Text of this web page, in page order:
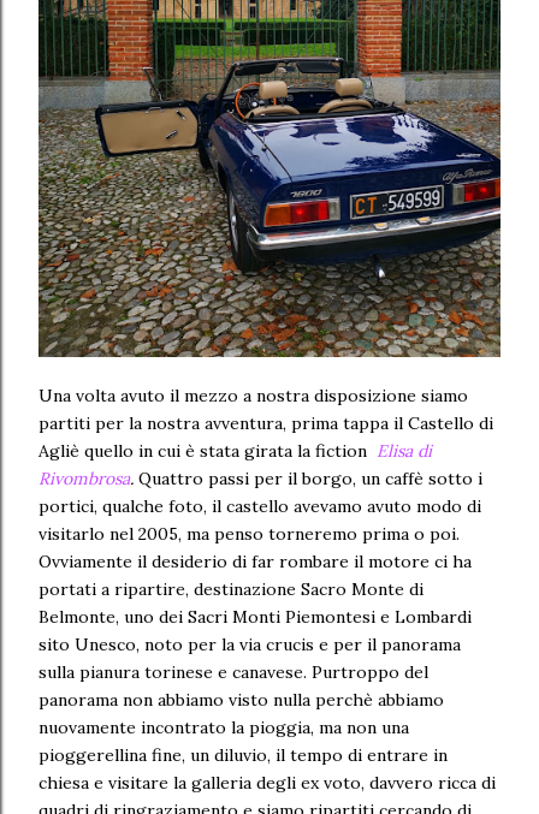
Una volta avuto il mezzo a nostra disposizione siamo
partiti per la nostra avventura, prima tappa il Castello di
Agliè quello in cui è stata girata la fiction Elisa di
Rivombrosa. Quattro passi per il borgo, un caffè sotto i
portici, qualche foto, il castello avevamo avuto modo di
visitarlo nel 2005, ma penso torneremo prima o poi.
Ovviamente il desiderio di far rombare il motore ci ha
portati a ripartire, destinazione Sacro Monte di
Belmonte, uno dei Sacri Monti Piemontesi e Lombardi
sito Unesco, noto per la via crucis e per il panorama
sulla pianura torinese e canavese. Purtroppo del
panorama non abbiamo visto nulla perchè abbiamo
nuovamente incontrato la pioggia, ma non una
pioggerellina fine, un diluvio, il tempo di entrare in
chiesa e visitare la galleria degli ex voto, davvero ricca di